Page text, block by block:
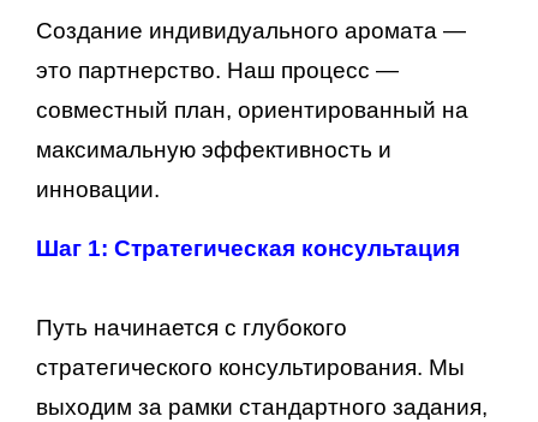
Создание индивидуального аромата —
это партнерство. Наш процесс —
совместный план, ориентированный на
максимальную эффективность и
инновации.
Шаг 1: Стратегическая консультация
Путь начинается с глубокого
стратегического консультирования. Мы
выходим за рамки стандартного задания,